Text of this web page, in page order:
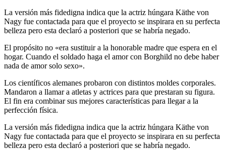
La versión más fidedigna indica que la actriz húngara Käthe von
Nagy fue contactada para que el proyecto se inspirara en su perfecta
belleza pero esta declaró a posteriori que se habría negado.
​El propósito no «era sustituir a la honorable madre que espera en el
hogar. Cuando el soldado haga el amor con Borghild no debe haber
nada de amor solo sexo».
Los científicos alemanes probaron con distintos moldes corporales.
Mandaron a llamar a atletas y actrices para que prestaran su figura.
El fin era combinar sus mejores características para llegar a la
perfección física.
La versión más fidedigna indica que la actriz húngara Käthe von
Nagy fue contactada para que el proyecto se inspirara en su perfecta
belleza pero esta declaró a posteriori que se habría negado.